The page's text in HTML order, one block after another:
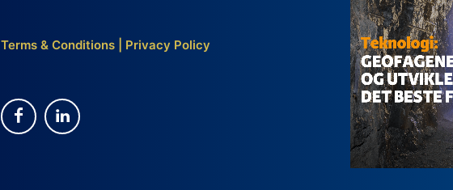
Terms & Conditions Privacy Policy